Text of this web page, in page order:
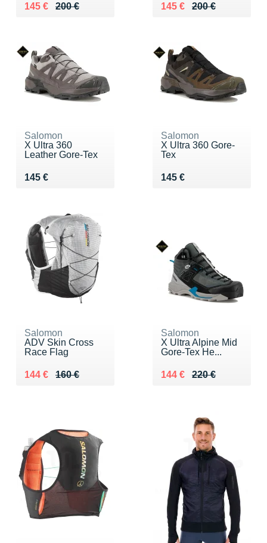
200 €
Au lieu de 200 €
145 €
Vendu 145 € 200 €
Au lieu de 200 €
145 €
Vendu 145 €
Salomon
X Ultra 360
Leather Gore-Tex
145 €
Vendu 145 €
Salomon
X Ultra 360 Gore-
Tex
145 €
Vendu 145 €
Salomon
ADV Skin Cross
Race Flag
160 €
Au lieu de 160 €
144 €
Vendu 144 €
Salomon
X Ultra Alpine Mid
Gore-Tex He...
220 €
Au lieu de 220 €
144 €
Vendu 144 €